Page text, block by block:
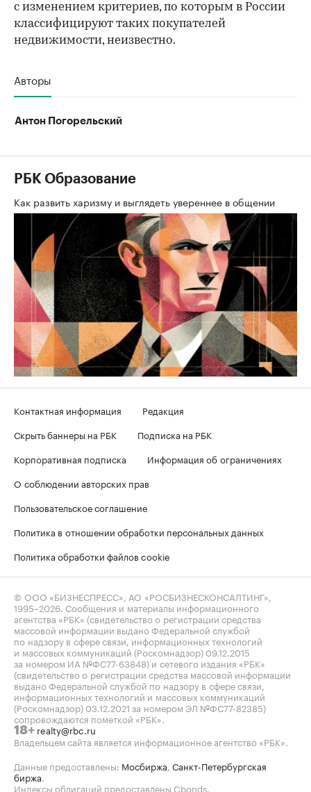
с изменением критериев, по которым в России
классифицируют таких покупателей
недвижимости, неизвестно.
Авторы
Антон Погорельский
РБК Образование
Как развить харизму и выглядеть увереннее в общении
Контактная информация
Редакция
Скрыть баннеры на РБК
Подписка на РБК
Корпоративная подписка
Информация об ограничениях
О соблюдении авторских прав
Пользовательское соглашение
Политика в отношении обработки персональных данных
Политика обработки файлов cookie
© ООО «БИЗНЕСПРЕСС», АО «РОСБИЗНЕСКОНСАЛТИНГ»,
1995–2026 . Сообщения и материалы информационного
агентства «РБК» (свидетельство о регистрации средства
массовой информации выдано Федеральной службой
по надзору в сфере связи, информационных технологий
и массовых коммуникаций (Роскомнадзор) 09.12.2015
за номером ИА №ФС77-63848) и сетевого издания «РБК»
(свидетельство о регистрации средства массовой информации
выдано Федеральной службой по надзору в сфере связи,
информационных технологий и массовых коммуникаций
(Роскомнадзор) 03.12.2021 за номером ЭЛ №ФС77-82385)
сопровождаются пометкой «РБК».
18+ realty@rbc.ru
Владельцем сайта является информационное агентство «РБК».
Данные предоставлены: Мосбиржа Санкт-Петербургская
биржа
Индексы облигаций предоставлены Cbonds.